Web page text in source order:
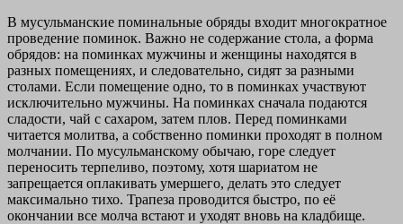
В мусульманские поминальные обряды входит многократное
проведение поминок. Важно не содержание стола, а форма
обрядов: на поминках мужчины и женщины находятся в
разных помещениях, и следовательно, сидят за разными
столами. Если помещение одно, то в поминках участвуют
исключительно мужчины. На поминках сначала подаются
сладости, чай с сахаром, затем плов. Перед поминками
читается молитва, а собственно поминки проходят в полном
молчании. По мусульманскому обычаю, горе следует
переносить терпеливо, поэтому, хотя шариатом не
запрещается оплакивать умершего, делать это следует
максимально тихо. Трапеза проводится быстро, по её
окончании все молча встают и уходят вновь на кладбище.